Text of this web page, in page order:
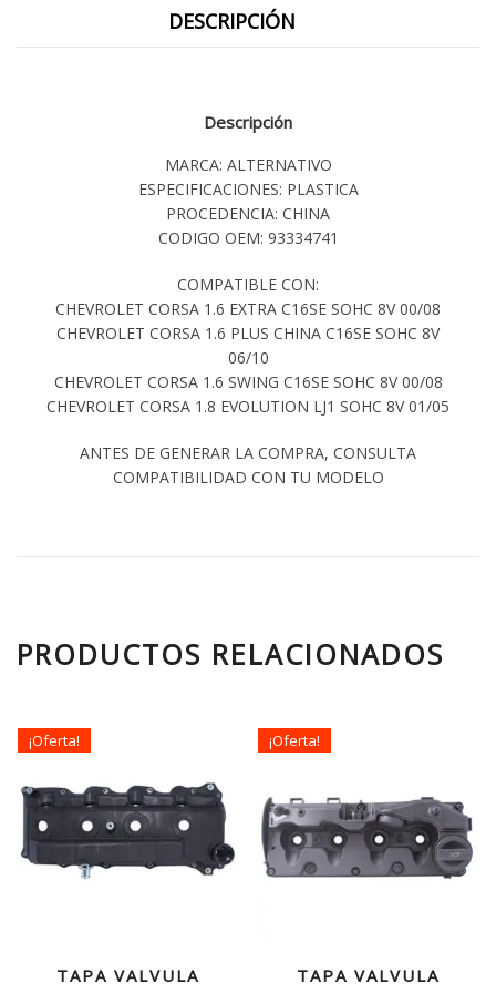
DESCRIPCIÓN
Descripción
MARCA: ALTERNATIVO
ESPECIFICACIONES: PLASTICA
PROCEDENCIA: CHINA
CODIGO OEM: 93334741
COMPATIBLE CON:
CHEVROLET CORSA 1.6 EXTRA C16SE SOHC 8V 00/08
CHEVROLET CORSA 1.6 PLUS CHINA C16SE SOHC 8V
06/10
CHEVROLET CORSA 1.6 SWING C16SE SOHC 8V 00/08
CHEVROLET CORSA 1.8 EVOLUTION LJ1 SOHC 8V 01/05
ANTES DE GENERAR LA COMPRA, CONSULTA
COMPATIBILIDAD CON TU MODELO
PRODUCTOS RELACIONADOS
¡Oferta!
TAPA VALVULA
¡Oferta!
TAPA VALVULA